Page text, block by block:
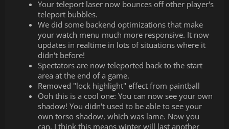
Your teleport laser now bounces off other player's
teleport bubbles.
We did some backend optimizations that make
your watch menu much more responsive. It now
updates in realtime in lots of situations where it
didn't before!
Spectators are now teleported back to the start
area at the end of a game.
Removed "lock highlight" effect from paintball
Ooh this is a cool one: You can now see your own
shadow! You didn't used to be able to see your
own torso shadow, which was lame. Now you
can. I think this means winter will last another